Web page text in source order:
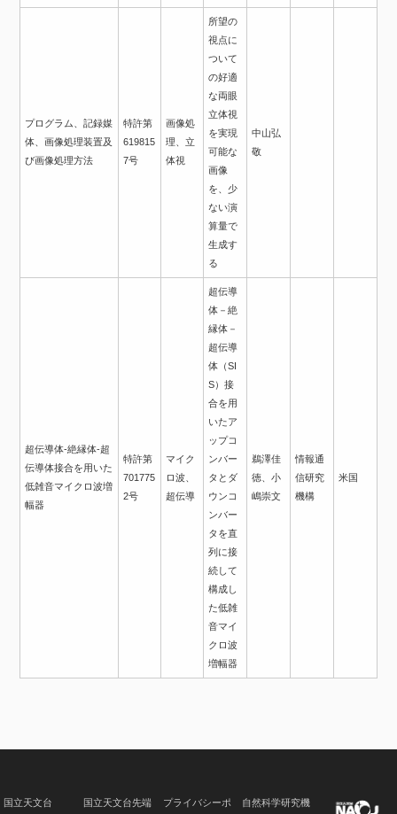
プログラム、記録媒
体、画像処理装置及
び画像処理方法
特許第
619815
7号
画像処
理、立
体視
所望の
視点に
ついて
の好適
な両眼
立体視
を実現
可能な
画像
を、少
ない演
算量で
生成す
る
中山弘
敬
超伝導体-絶縁体-超
伝導体接合を用いた
低雑音マイクロ波増
幅器
特許第
701775
2号
マイク
ロ波、
超伝導
超伝導
体－絶
縁体－
超伝導
体（SI
S）接
合を用
いたア
ップコ
ンバー
タとダ
ウンコ
ンバー
タを直
列に接
続して
構成し
た低雑
音マイ
クロ波
増幅器
鵜澤佳
徳、小
嶋崇文
情報通
信研究
機構
米国
国立天文台 国立天文台先端 プライバシーポ 自然科学研究機